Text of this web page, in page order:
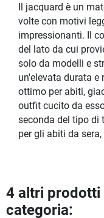
Il jacquard è un
volte con motivi
impressionanti. Il
del lato da cui
solo da modelli e
un'elevata durata e
ottimo per abiti,
outfit cucito da
seconda del tipo di
per gli abiti da
4 altri prodotti
categoria: